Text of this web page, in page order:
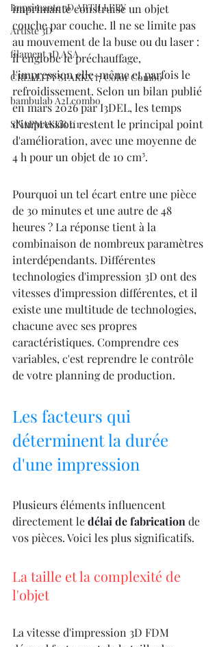
Imprimante 3D ARTILLERY
Artiste 3D
filament 3D ASA
CREALITY SPARKX i7 Color Combo
bambulab A2Lcombo
SNAPMAKER U1
imprimante construise un objet
couche par couche. Il ne se limite pas
au mouvement de la buse ou du laser :
il englobe le préchauffage,
l'impression elle-même et parfois le
refroidissement. Selon un bilan publié
en mars 2026 par I3DEL, les temps
d'impression restent le principal point
d'amélioration, avec une moyenne de
4 h pour un objet de 10 cm³.
Pourquoi un tel écart entre une pièce
de 30 minutes et une autre de 48
heures ? La réponse tient à la
combinaison de nombreux paramètres
interdépendants. Différentes
technologies d'impression 3D ont des
vitesses d'impression différentes, et il
existe une multitude de technologies,
chacune avec ses propres
caractéristiques. Comprendre ces
variables, c'est reprendre le contrôle
de votre planning de production.
Les facteurs qui
déterminent la durée
d'une impression
Plusieurs éléments influencent
directement le délai de fabrication de
vos pièces. Voici les plus significatifs.
La taille et la complexité de
l'objet
La vitesse d'impression 3D FDM